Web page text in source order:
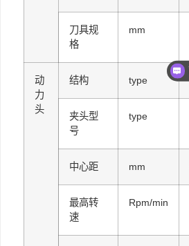
刀具规
格
mm
动
力
头
结构 type
夹头型
号
type
中心距 mm
最高转
速
Rpm/min